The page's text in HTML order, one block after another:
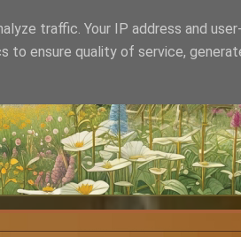
traffic. Your IP address and
to ensure quality of service,